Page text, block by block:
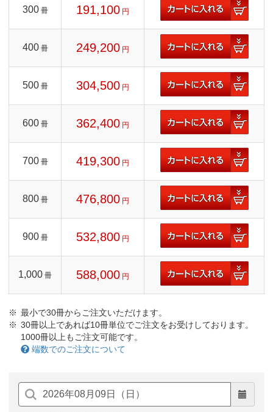
300 冊 191,100 円
400 冊 249,200 円
500 冊 304,500 円
600 冊 362,400 円
700 冊 419,300 円
800 冊 476,800 円
900 冊 532,800 円
1,000 冊 588,000 円
最小で30冊からご注文いただけます。
30冊以上であれば10冊単位でご注文をお受けしております。
1000冊以上もご注文可能です。
端数でのご注文について